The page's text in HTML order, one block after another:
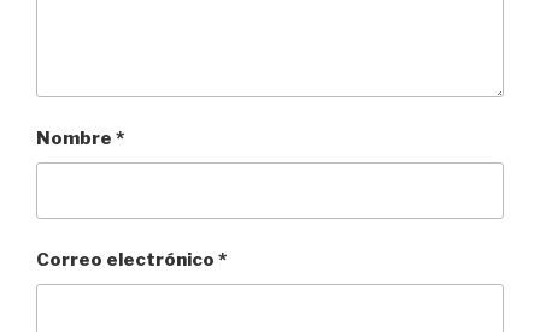
Nombre *
Correo electrónico *